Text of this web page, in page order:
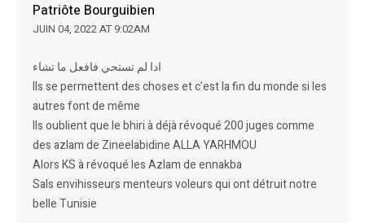
Patriôte Bourguibien
JUIN 04, 2022 AT 9:02AM
ادا لم تستحي فافعل ما تشاء
Ils se permettent des choses et c’est la fin du monde si les
autres font de même
Ils oublient que le bhiri à déjà révoqué 200 juges comme
des azlam de Zineelabidine ALLA YARHMOU
Alors KS à révoqué les Azlam de ennakba
Sals envihisseurs menteurs voleurs qui ont détruit notre
belle Tunisie